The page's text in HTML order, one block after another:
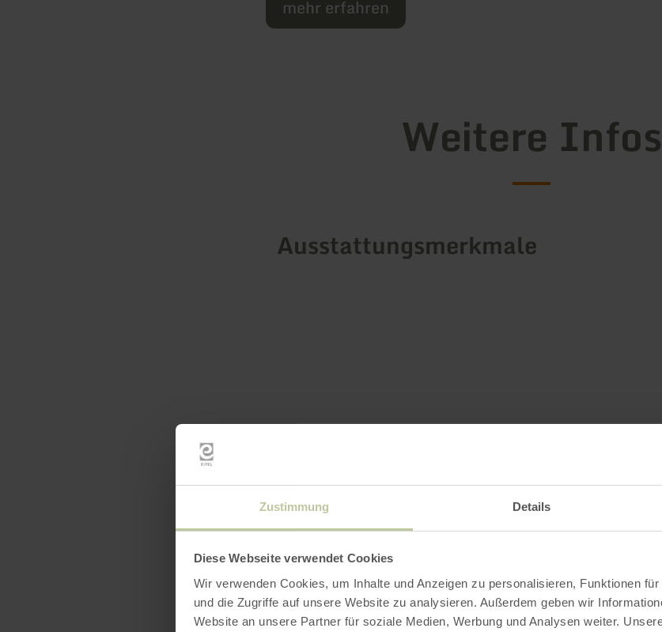
Zustimmung Details
Diese Webseite verwendet Cookies
Wir verwenden Cookies, um Inhalte und Anzeigen zu personalisieren, Funktionen
und die Zugriffe auf unsere Website zu analysieren. Außerdem geben wir
Website an unsere Partner für soziale Medien, Werbung und Analysen weiter.
mehr erfahren
Weitere Infos
Ausstattungsmerkmale